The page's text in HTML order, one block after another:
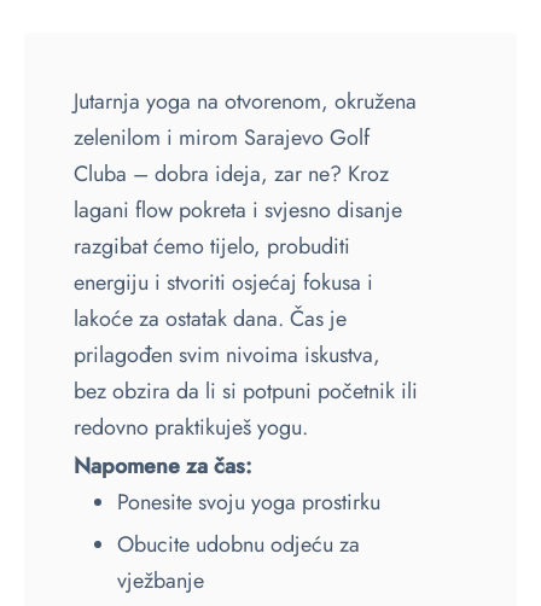
Jutarnja yoga na otvorenom, okružena
zelenilom i mirom Sarajevo Golf
Cluba – dobra ideja, zar ne? Kroz
lagani flow pokreta i svjesno disanje
razgibat ćemo tijelo, probuditi
energiju i stvoriti osjećaj fokusa i
lakoće za ostatak dana. Čas je
prilagođen svim nivoima iskustva,
bez obzira da li si potpuni početnik ili
redovno praktikuješ yogu.
Napomene za čas:
Ponesite svoju yoga prostirku
Obucite udobnu odjeću za
vježbanje